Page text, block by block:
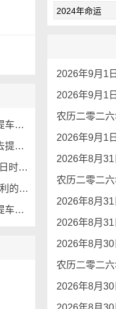
2026年8月10日是提车黄道吉日吗 去提车会好运吗
2026年6月10日是不是提车黄道吉日 去提新车好吗
2026年5月29日(四月十三)提车黄道吉日时 可以提车吗
2026年5月7日提车黄道吉日查询 是吉利的日子么
2026年3月17日提车黄道吉日查询 去提车行吗